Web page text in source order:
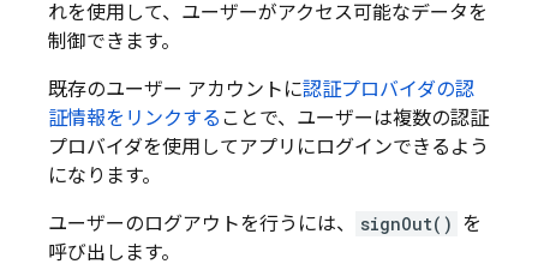
れを使用して、ユーザーがアクセス可能なデータを
制御できます。
既存のユーザー アカウントに認証プロバイダの認
証情報をリンクする ことで、ユーザーは複数の認証
プロバイダを使用してアプリにログインできるよう
になります。
ユーザーのログアウトを行うには、
signOut() を
呼び出します。